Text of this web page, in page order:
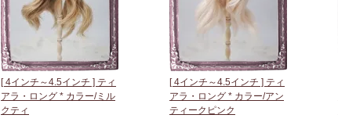
[ 4インチ～4.5インチ ] ティ
アラ・ロング * カラー/ミル
クティ
[ 4インチ～4.5インチ ] ティ
アラ・ロング * カラー/アン
ティークピンク